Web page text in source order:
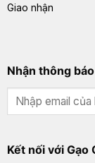
Giao nhận
Nhận thông
Kết nối với Gạo